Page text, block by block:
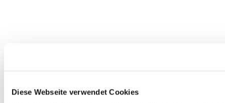
Diese Webseite verwendet Cookies